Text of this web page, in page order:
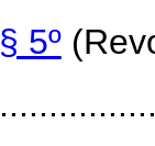
§ 5º